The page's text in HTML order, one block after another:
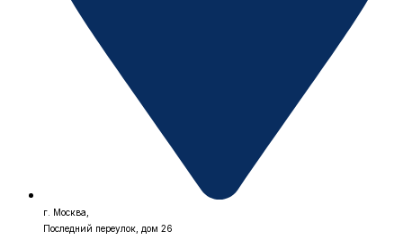
г. Москва,
Последний переулок, дом 26